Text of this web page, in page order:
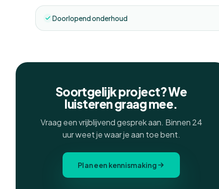
Doorlopend onderhoud
Soortgelijk project? We
luisteren graag mee.
Vraag een vrijblijvend gesprek aan. Binnen 24
uur weet je waar je aan toe bent.
Plan een kennismaking